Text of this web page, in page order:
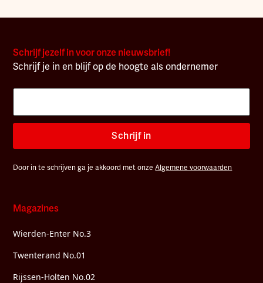
Schrijf jezelf in voor onze nieuwsbrief!
Schrijf je in en blijf op de hoogte als ondernemer
Schrijf in
Door in te schrijven ga je akkoord met onzeAlgemene voorwaarden
Magazines
Wierden-Enter No.3
Twenterand No.01
Rijssen-Holten No.02